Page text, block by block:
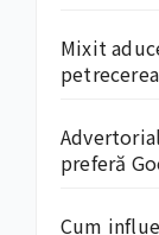
Mixit
preferă
Cum